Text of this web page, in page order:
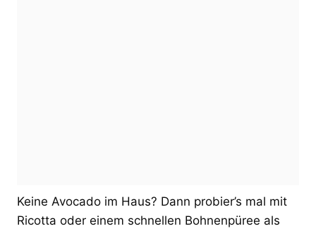
Keine Avocado im Haus? Dann probier’s mal mit
Ricotta oder einem schnellen Bohnenpüree als